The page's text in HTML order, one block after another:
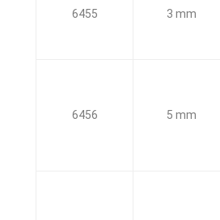
6455 3 mm
6456 5 mm